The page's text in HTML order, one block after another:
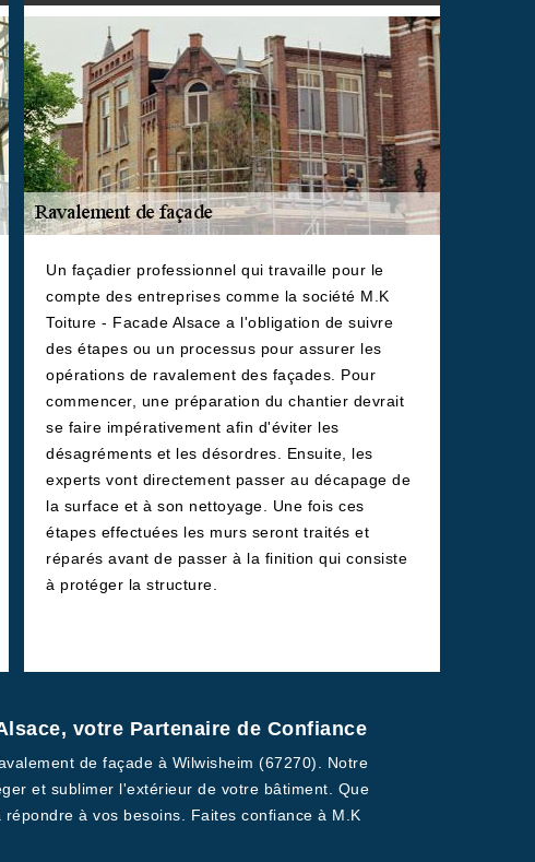
Un façadier professionnel qui travaille pour le
compte des entreprises comme la société M.K
Toiture - Facade Alsace a l'obligation de suivre
des étapes ou un processus pour assurer les
opérations de ravalement des façades. Pour
commencer, une préparation du chantier devrait
se faire impérativement afin d'éviter les
désagréments et les désordres. Ensuite, les
experts vont directement passer au décapage de
la surface et à son nettoyage. Une fois ces
étapes effectuées les murs seront traités et
réparés avant de passer à la finition qui consiste
à protéger la structure.
votre Partenaire de Confiance
de façade à Wilwisheim (67270). Notre
et sublimer l'extérieur de votre bâtiment. Que
à vos besoins. Faites confiance à M.K